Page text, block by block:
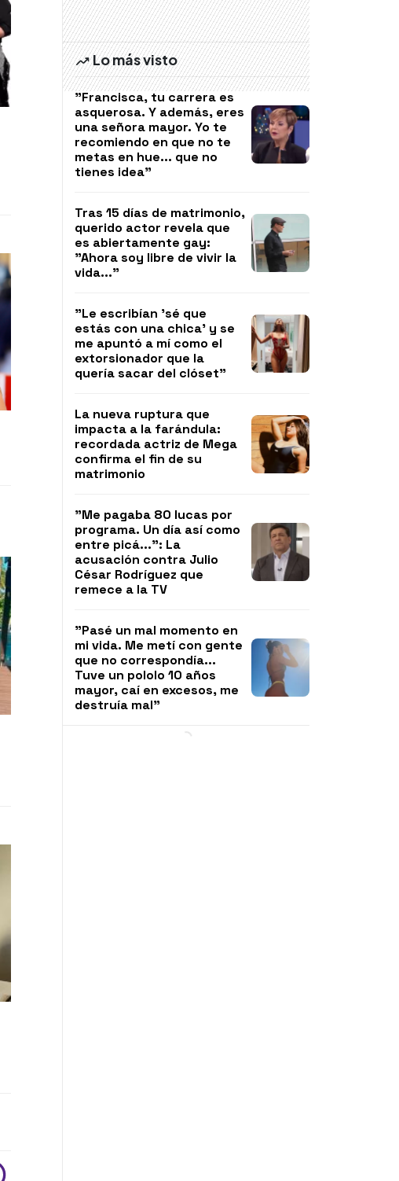
Lo más visto
"Francisca, tu carrera es
asquerosa. Y además, eres
una señora mayor. Yo te
recomiendo en que no te
metas en hue... que no
tienes idea"
Tras 15 días de matrimonio,
querido actor revela que
es abiertamente gay:
"Ahora soy libre de vivir la
vida..."
"Le escribían 'sé que
estás con una chica' y se
me apuntó a mí como el
extorsionador que la
quería sacar del clóset"
La nueva ruptura que
impacta a la farándula:
recordada actriz de Mega
confirma el fin de su
matrimonio
"Me pagaba 80 lucas por
programa. Un día así como
entre picá...": La
acusación contra Julio
César Rodríguez que
remece a la TV
"Pasé un mal momento en
mi vida. Me metí con gente
que no correspondía...
Tuve un pololo 10 años
mayor, caí en excesos, me
destruía mal"